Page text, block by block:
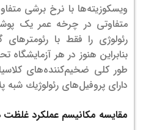
ویسکوزیته‌ها با نرخ برشی
متفاوتی در چرخه عمر یک
رئولوژی را فقط با
بنابراین هنوز در هر
طور كلی ضخیم‌كننده‌های
دارای پروفیل‌های رئولوژیك
مقایسه مکانیسم عملکرد